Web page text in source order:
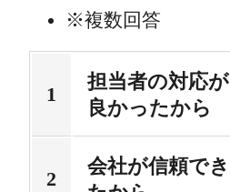
複数回答
担当者の対応が
良かったから
会社が信頼でき